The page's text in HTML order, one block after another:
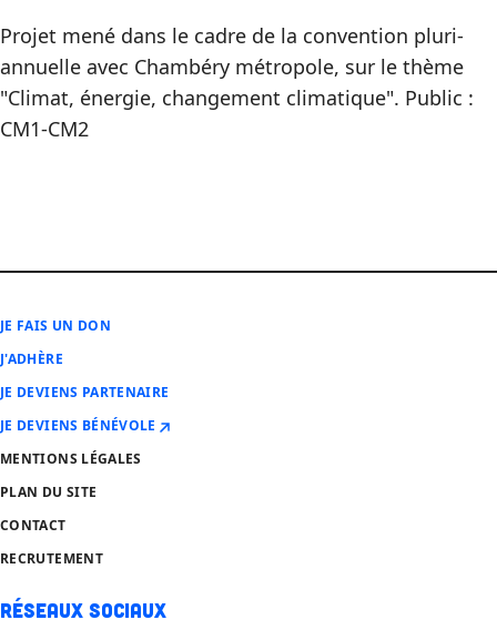
Projet mené dans le cadre de la convention pluri-
annuelle avec Chambéry métropole, sur le thème
"Climat, énergie, changement climatique". Public :
CM1-CM2
JE FAIS UN DON
J'ADHÈRE
JE DEVIENS PARTENAIRE
JE DEVIENS BÉNÉVOLE
MENTIONS LÉGALES
PLAN DU SITE
CONTACT
RECRUTEMENT
Réseaux sociaux